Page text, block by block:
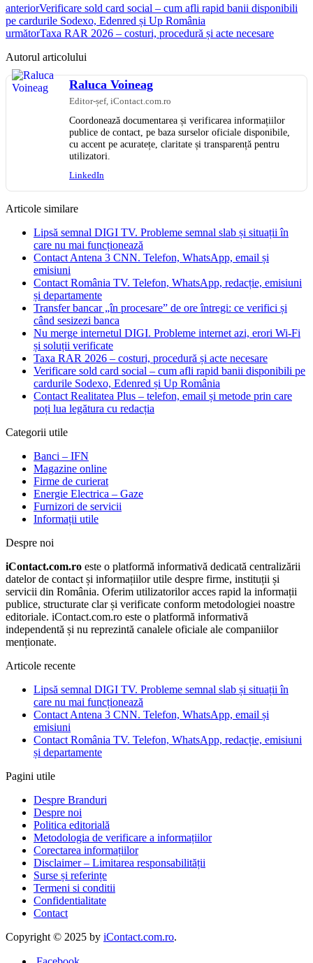
anteriorVerificare sold card social – cum afli rapid banii disponibili
pe cardurile Sodexo, Edenred și Up România
următorTaxa RAR 2026 – costuri, procedură și acte necesare
Autorul articolului
Raluca Voineag
Editor-șef, iContact.com.ro
Coordonează documentarea și verificarea informațiilor
publice de contact, pe baza surselor oficiale disponibile,
cu accent pe acuratețe, claritate și transparență pentru
utilizatori.
LinkedIn
Articole similare
Lipsă semnal DIGI TV. Probleme semnal slab și situații în
care nu mai funcționează
Contact Antena 3 CNN. Telefon, WhatsApp, email și
emisiuni
Contact România TV. Telefon, WhatsApp, redacție, emisiuni
și departamente
Transfer bancar „în procesare” de ore întregi: ce verifici și
când sesizezi banca
Nu merge internetul DIGI. Probleme internet azi, erori Wi‑Fi
și soluții verificate
Taxa RAR 2026 – costuri, procedură și acte necesare
Verificare sold card social – cum afli rapid banii disponibili pe
cardurile Sodexo, Edenred și Up România
Contact Realitatea Plus – telefon, email și metode prin care
poți lua legătura cu redacția
Categorii utile
Banci – IFN
Magazine online
Firme de curierat
Energie Electrica – Gaze
Furnizori de servicii
Informații utile
Despre noi
iContact.com.ro este o platformă informativă dedicată centralizării
datelor de contact și informațiilor utile despre firme, instituții și
servicii din România. Oferim utilizatorilor acces rapid la informații
publice, structurate clar și verificate conform metodologiei noastre
editoriale. iContact.com.ro este o platformă informativă
independentă și nu reprezintă canalele oficiale ale companiilor
menționate.
Articole recente
Lipsă semnal DIGI TV. Probleme semnal slab și situații în
care nu mai funcționează
Contact Antena 3 CNN. Telefon, WhatsApp, email și
emisiuni
Contact România TV. Telefon, WhatsApp, redacție, emisiuni
și departamente
Pagini utile
Despre Branduri
Despre noi
Politica editorială
Metodologia de verificare a informațiilor
Corectarea informațiilor
Disclaimer – Limitarea responsabilității
Surse și referințe
Termeni si conditii
Confidentialitate
Contact
Copyright © 2025 by iContact.com.ro.